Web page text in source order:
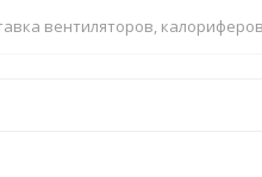
вентиляторов,